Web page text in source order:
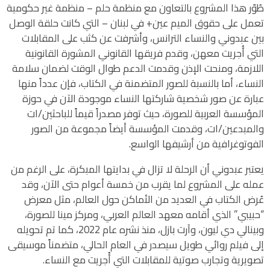
طُوّر هذا المشروع بالتعاون مع منظمة حلم – منظمة غير حكومية
تعمل على حقوق الميم عين+ في لبنان – التي كانت حلقة الوصل
بين عبدوني والنساء الترانس، وأشرفت عن كثب على المقابلات
التي أُجريت معهن، وقدم فريقها القانوني المشورة القانونية
اللازمة، ومنحت الإذن وقدمت الدعم طوال الوقت لضمان سلامة
النساء، أما بالنسبة للصور المتضمنة في الكتاب، فإن عدداً منها
عبارة عن صور شخصية شاركتها النساء موجودة الآن في حوزة
المؤسسة العربية للصورة، حيث توفر مصدراً قيماً للباحثين/ات
والمبدعين/ات، وقدمت المؤسسة أيضاً مجموعة من الصور
الفوتوغرافية من أرشيفها الواسع.
يعتبر عبدوني أن الرحلة لا تزال في بدايتها المبكرة، على الرغم من
عمله على المشروع لما يقرب من خمسة أعوام حتى الآن، وقد
عُرض الكتاب في العديد من الأماكن حول العالم، مثل معرض
“حبيبي” الذي أقامه معهد العالم العربي، ومركز مينا للصورة،
وبينالي دي ليون، وآرت بازل، منذ نشره عام 2022، كما تم تحويله
إلى فيلم روائي طويل سيصدر في العام الحالي، متضمناً موسيقى
تصويرية وتجارب صوتية للمقابلات التي أُجريت مع النساء.